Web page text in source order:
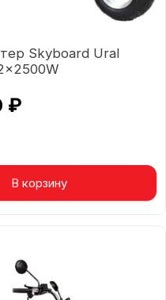
в корзине
Skyboard Ural
₽
В корзину